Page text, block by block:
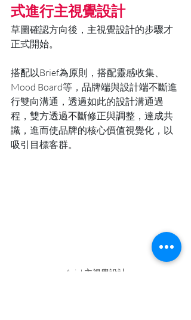
式進行主視覺設計
草圖確認方向後，主視覺設計的步驟才
正式開始。
搭配以Brief為原則，搭配靈感收集、
Mood Board等，品牌端與設計端不斷進
行雙向溝通，透過如此的設計溝通過
程，雙方透過不斷修正與調整，達成共
識，進而使品牌的核心價值視覺化，以
吸引目標客群。
Ariel 主視覺設計